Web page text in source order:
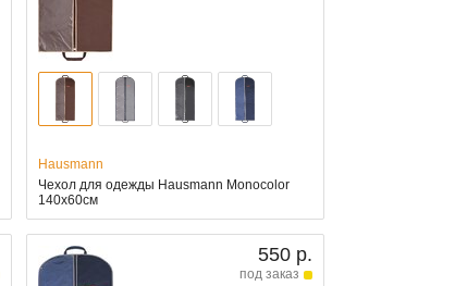
Hausmann
Чехол для одежды Hausmann Monocolor
140x60см
550 р.
под заказ